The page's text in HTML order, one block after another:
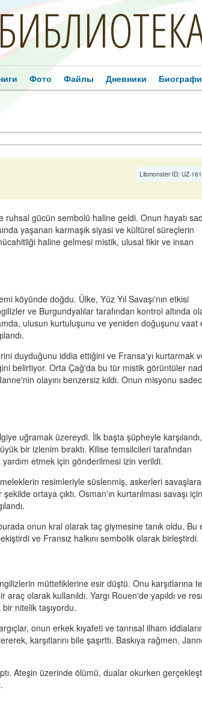
Фото Файлы Дневники
Libmonster ID: UZ-
ruhsal gücün sembolü haline geldi. Onun hayatı
yaşanan karmaşık siyasi ve kültürel süreçlerin
haline gelmesi mistik, ulusal fikir ve insan
köyünde doğdu. Ülke, Yüz Yıl Savaşı'nın etkisi
ve Burgundyalılar tarafından kontrol altında
ulusun kurtuluşunu ve yeniden doğuşunu vaat
duyduğunu iddia ettiğini ve Fransa'yı kurtarmak
belirtiyor. Orta Çağ'da bu tür mistik görüntüler
olayını benzersiz kıldı. Onun misyonu
uğramak üzereydi. İlk başta şüpheyle karşılandı,
bir izlenim bıraktı. Kilise temsilcileri tarafından
etmek için gönderilmesi izin verildi.
resimleriyle süslenmiş, askerleri savaşlara
ortaya çıktı. Osman'ın kurtarılması savaşı için
onun kral olarak taç giymesine tanık oldu. Bu
ve Fransız halkını sembolik olarak birleştirdi.
müttefiklerine esir düştü. Onu karşıtlarına
olarak kullanıldı. Yargı Rouen'de yapıldı ve
nitelik taşıyordu.
onun erkek kıyafeti ve tanrısal ilham
karşıtlarını bile şaşırttı. Baskıya rağmen,
Ateşin üzerinde ölümü, dualar okurken